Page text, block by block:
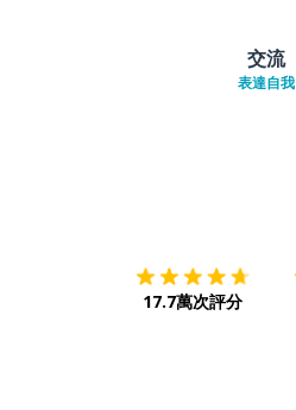
交流
表達自我
17.7萬次評分